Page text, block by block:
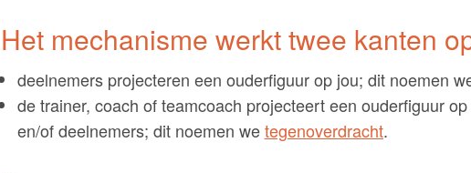
Het mechanisme werkt twee kanten
deelnemers projecteren een ouderfiguur op jou; dit noemen
de trainer, coach of teamcoach projecteert een ouderfiguur
en/of deelnemers; dit noemen wetegenoverdracht.